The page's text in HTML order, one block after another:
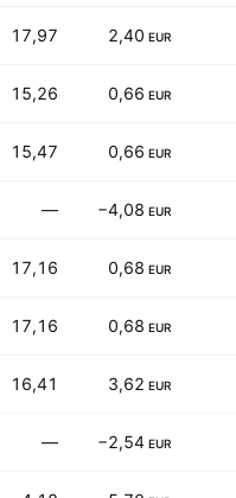
17,97 2,40 EUR
15,26 0,66 EUR
15,47 0,66 EUR
— −4,08 EUR
17,16 0,68 EUR
17,16 0,68 EUR
16,41 3,62 EUR
— −2,54 EUR